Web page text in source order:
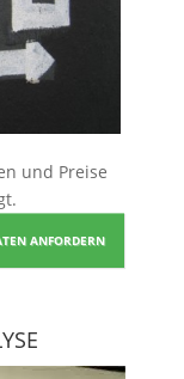
und Preise
ANFORDERN